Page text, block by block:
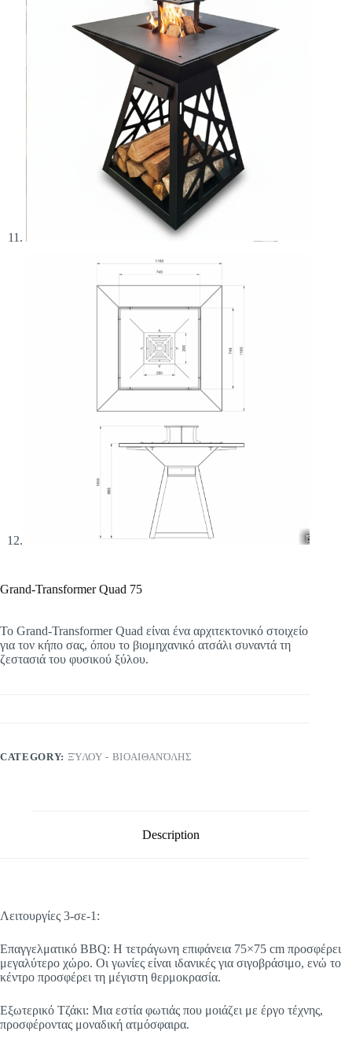
Grand-Transformer Quad 75
Το Grand-Transformer Quad είναι ένα αρχιτεκτονικό στοιχείο
για τον κήπο σας, όπου το βιομηχανικό ατσάλι συναντά τη
ζεστασιά του φυσικού ξύλου.
CATEGORY: ΞΎΛΟΥ - ΒΙΟΑΙΘΑΝΌΛΗΣ
Description
Λειτουργίες 3-σε-1:
Επαγγελματικό BBQ: Η τετράγωνη επιφάνεια 75×75 cm προσφέρει
μεγαλύτερο χώρο. Οι γωνίες είναι ιδανικές για σιγοβράσιμο, ενώ το
κέντρο προσφέρει τη μέγιστη θερμοκρασία.
Εξωτερικό Τζάκι: Μια εστία φωτιάς που μοιάζει με έργο τέχνης,
προσφέροντας μοναδική ατμόσφαιρα.